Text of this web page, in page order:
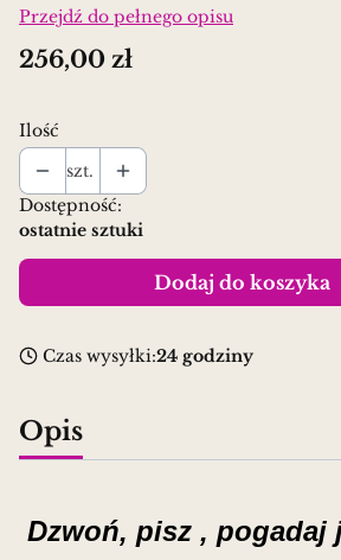
Przejdź do pełnego opisu
Cena
256,00 zł
Ilość
szt.
Dostępność:
ostatnie sztuki
Dodaj do koszyka
Czas wysyłki:24 godziny
Opis
Dzwoń, pisz , pogadaj